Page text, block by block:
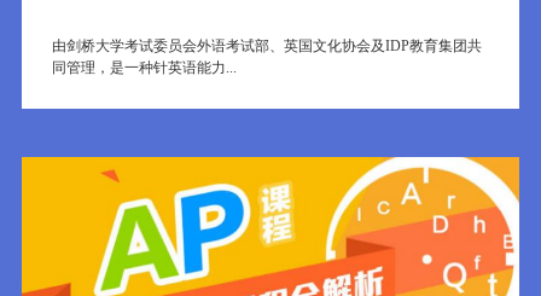
由剑桥大学考试委员会外语考试部、英国文化协会及IDP教育集团共
同管理，是一种针英语能力...